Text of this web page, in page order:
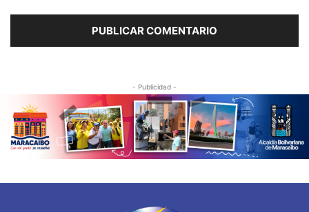
- Publicidad -